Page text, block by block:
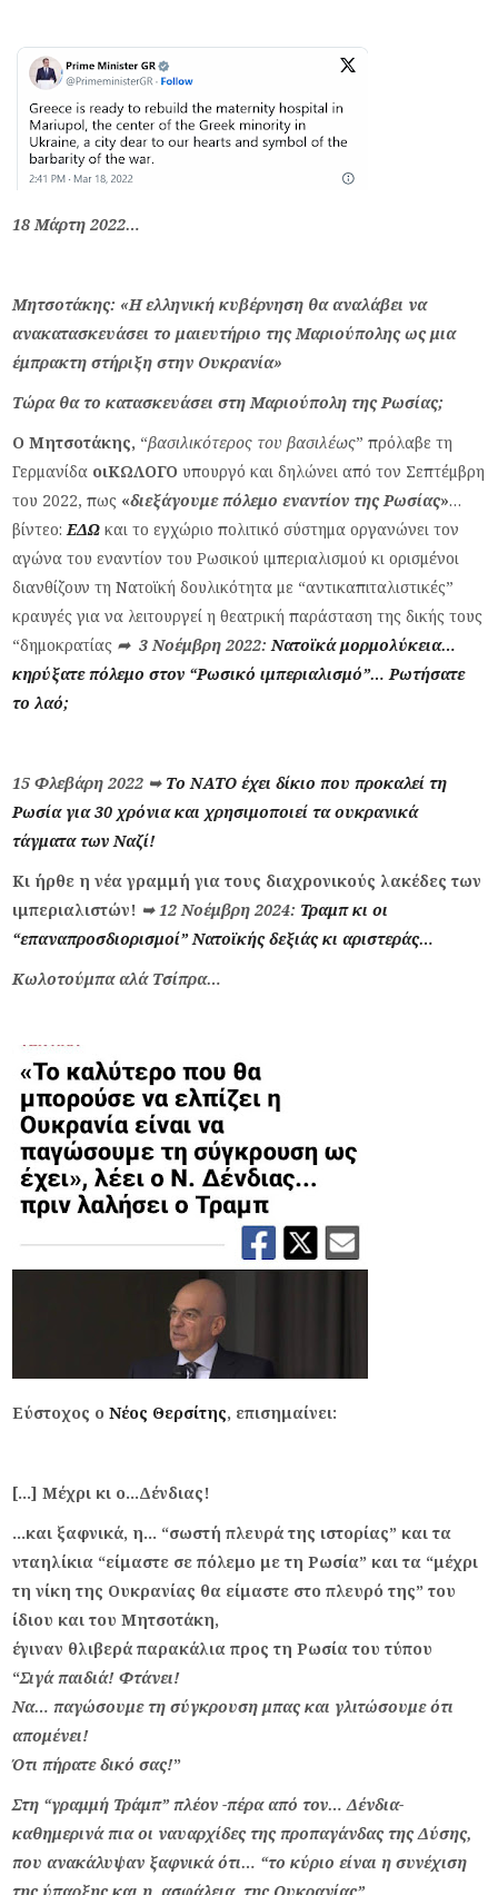
18 Μάρτη 2022…
Μητσοτάκης: «Η ελληνική κυβέρνηση θα αναλάβει να
ανακατασκευάσει το μαιευτήριο της Μαριούπολης ως μια
έμπρακτη στήριξη στην Ουκρανία»
Τώρα θα το κατασκευάσει στη Μαριούπολη της Ρωσίας;
Ο Μητσοτάκης, “βασιλικότερος του βασιλέως” πρόλαβε τη
Γερμανίδα οιΚΩΛΟΓΟ υπουργό και δηλώνει από τον Σεπτέμβρη
του 2022, πως «διεξάγουμε πόλεμο εναντίον της Ρωσίας»…
βίντεο:ΕΔΩ και το εγχώριο πολιτικό σύστημα οργανώνει τον
αγώνα του εναντίον του Ρωσικού ιμπεριαλισμού κι ορισμένοι
διανθίζουν τη Νατοϊκή δουλικότητα με “αντικαπιταλιστικές”
κραυγές για να λειτουργεί η θεατρική παράσταση της δικής τους
“δημοκρατίας ➦ 3 Νοέμβρη 2022:Νατοϊκά μορμολύκεια…
κηρύξατε πόλεμο στον “Ρωσικό ιμπεριαλισμό”… Ρωτήσατε
το λαό;
15 Φλεβάρη 2022 ➥ Το ΝΑΤΟ έχει δίκιο που προκαλεί τη
Ρωσία για 30 χρόνια και χρησιμοποιεί τα ουκρανικά
τάγματα των Ναζί!
Κι ήρθε η νέα γραμμή για τους διαχρονικούς λακέδες των
ιμπεριαλιστών! ➥12 Νοέμβρη 2024: Τραμπ κι οι
“επαναπροσδιορισμοί” Νατοϊκής δεξιάς κι αριστεράς…
Κωλοτούμπα αλά Τσίπρα…
Εύστοχος οΝέος Θερσίτης, επισημαίνει:
[…] Μέχρι κι ο…Δένδιας!
…και ξαφνικά, η… “σωστή πλευρά της ιστορίας” και τα
νταηλίκια “είμαστε σε πόλεμο με τη Ρωσία” και τα “μέχρι
τη νίκη της Ουκρανίας θα είμαστε στο πλευρό της” του
ίδιου και του Μητσοτάκη,
έγιναν θλιβερά παρακάλια προς τη Ρωσία του τύπου
“Σιγά παιδιά! Φτάνει!
Να… παγώσουμε τη σύγκρουση μπας και γλιτώσουμε ότι
απομένει!
Ότι πήρατε δικό σας!”
Στη “γραμμή Τράμπ” πλέον -πέρα από τον… Δένδια-
καθημερινά πια οι ναυαρχίδες της προπαγάνδας της Δύσης,
που ανακάλυψαν ξαφνικά ότι… “το κύριο είναι η συνέχιση